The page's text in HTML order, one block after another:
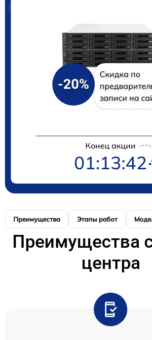
-20%
Скидка по
записи на
Конец акции
01:13:41
Преимущества Этапы работ
Преимущества
центра